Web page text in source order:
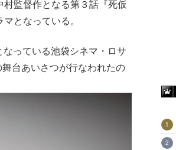
監督作となる第３話『死仮
となっている。
っている池袋シネマ・ロサ
台あいさつが行なわれたの